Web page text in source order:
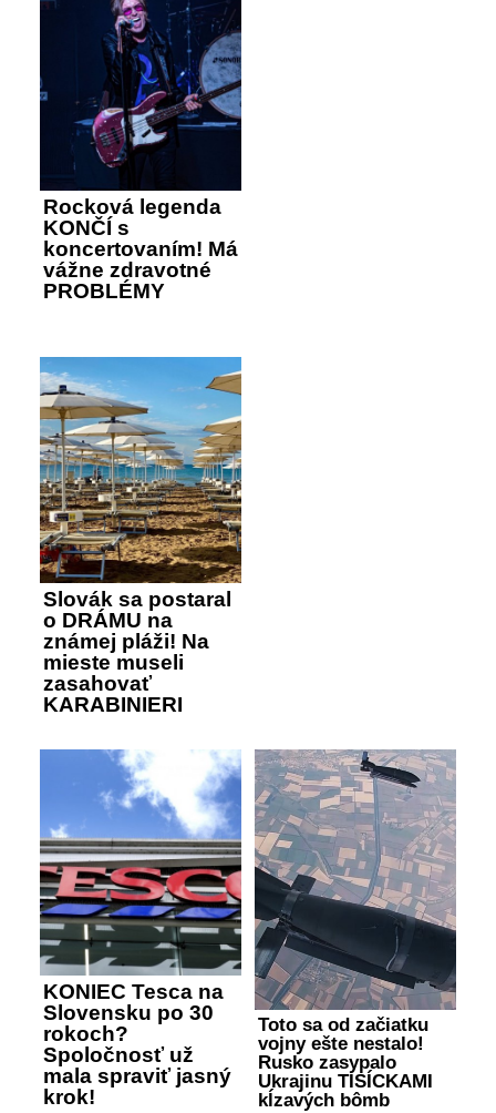
Rocková legenda
KONČÍ s
koncertovaním! Má
vážne zdravotné
PROBLÉMY
Slovák sa postaral
o DRÁMU na
známej pláži! Na
mieste museli
zasahovať
KARABINIERI
KONIEC Tesca na
Slovensku po 30
rokoch?
Spoločnosť už
mala spraviť jasný
krok!
Toto sa od začiatku
vojny ešte nestalo!
Rusko zasypalo
Ukrajinu TISÍCKAMI
kĺzavých bômb